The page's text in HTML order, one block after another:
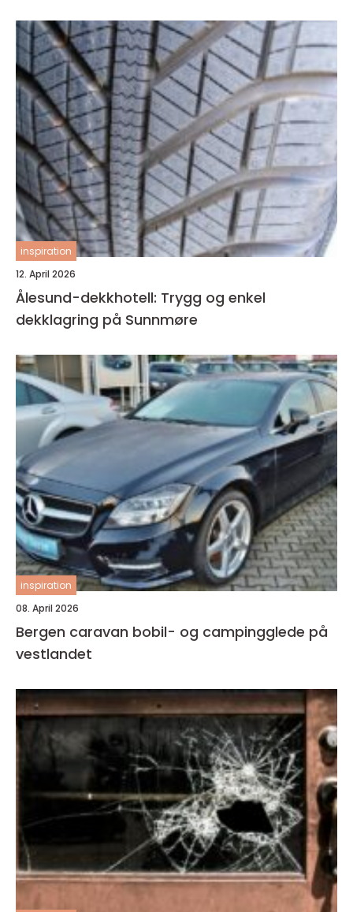
inspiration
12. April 2026
Ålesund-dekkhotell: Trygg og enkel
dekklagring på Sunnmøre
inspiration
08. April 2026
Bergen caravan bobil- og campingglede på
vestlandet